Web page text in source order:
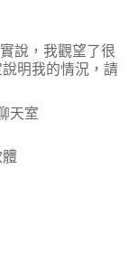
說，我觀望了很
明我的情況，請
天室